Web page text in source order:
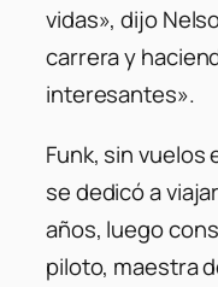
vidas», dijo
carrera y
interesantes».
Funk, sin vuelos
se dedicó a
años, luego
piloto, maestra